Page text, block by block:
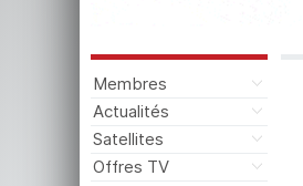
Membres
Actualités
Satellites
Offres TV